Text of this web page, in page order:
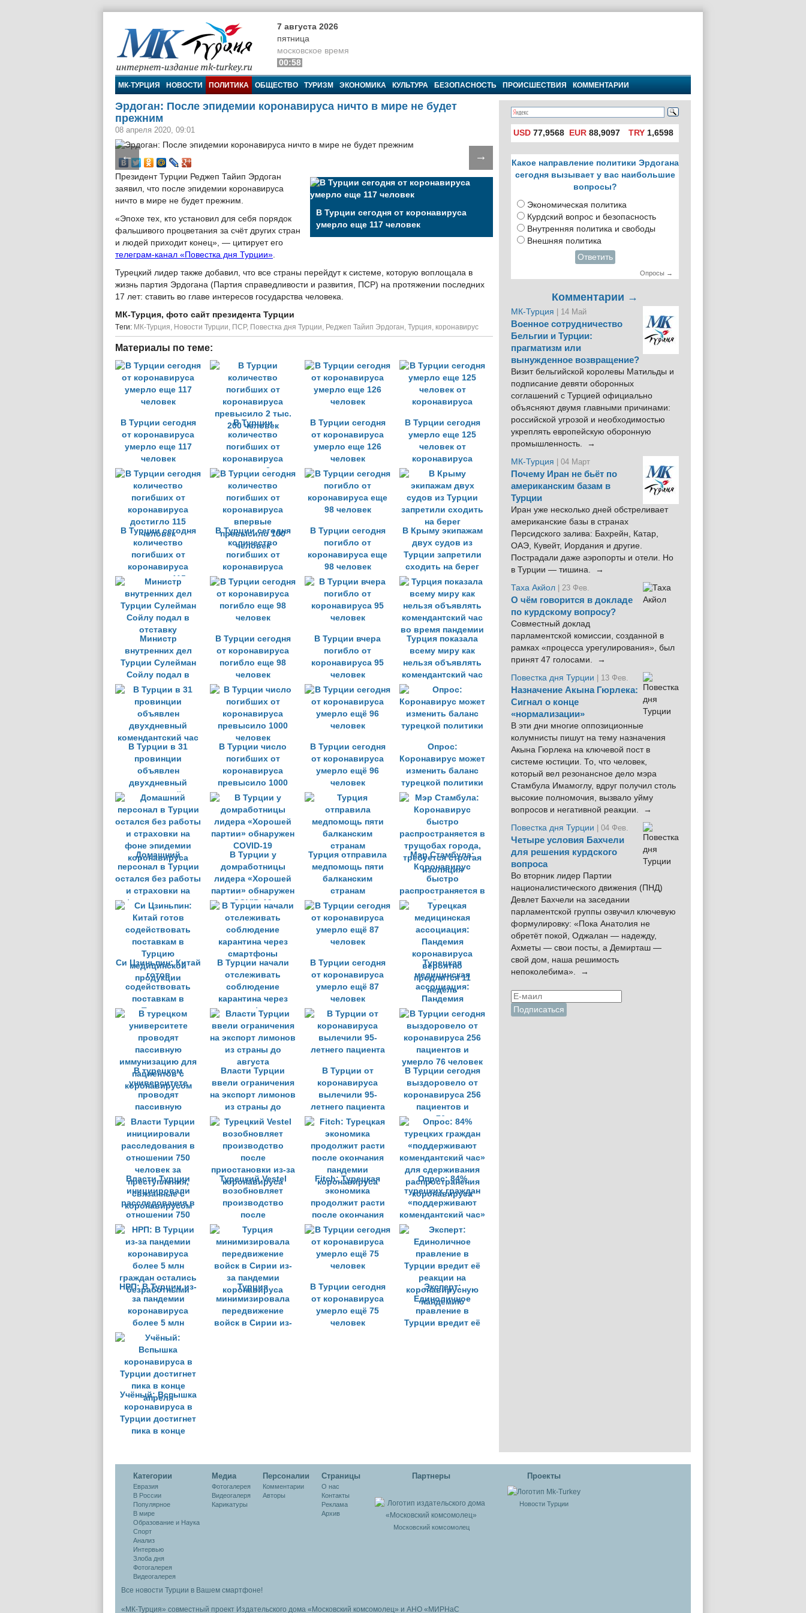
МК-Турция
7 августа 2026
пятница
московское время
00:58
МК-ТУРЦИЯ НОВОСТИ ПОЛИТИКА ОБЩЕСТВО ТУРИЗМ ЭКОНОМИКА КУЛЬТУРА БЕЗОПАСНОСТЬ ПРОИСШЕСТВИЯ КОММЕНТАРИИ
Эрдоган: После эпидемии коронавируса ничто в мире не будет
прежним
08 апреля 2020, 09:01
← →
В Турции сегодня от коронавируса
умерло еще 117 человек
Президент Турции Реджеп Тайип Эрдоган
заявил, что после эпидемии коронавируса
ничто в мире не будет прежним.
«Эпохе тех, кто установил для себя порядок
фальшивого процветания за счёт других стран
и людей приходит конец», — цитирует его
телеграм-канал «Повестка дня Турции».
Турецкий лидер также добавил, что все страны перейдут к системе, которую воплощала в
жизнь партия Эрдогана (Партия справедливости и развития, ПСР) на протяжении последних
17 лет: ставить во главе интересов государства человека.
МК-Турция, фото сайт президента Турции
Tеги: МК-Турция, Новости Турции, ПСР, Повестка дня Турции, Реджеп Тайип Эрдоган, Турция, коронавирус
Материалы по теме:
В Турции сегодня
от коронавируса
умерло еще 117
человек
В Турции
количество
погибших от
коронавируса
превысило 2 тыс.
200 человек
В Турции сегодня
от коронавируса
умерло еще 126
человек
В Турции сегодня
умерло еще 125
человек от
коронавируса
В Турции сегодня
количество
погибших от
коронавируса
достигло 115
человек
В Турции сегодня
количество
погибших от
коронавируса
впервые
превысило 100
человек
В Турции сегодня
погибло от
коронавируса еще
98 человек
В Крыму экипажам
двух судов из
Турции запретили
сходить на берег
Министр
внутренних дел
Турции Сулейман
Сойлу подал в
отставку
В Турции сегодня
от коронавируса
погибло еще 98
человек
В Турции вчера
погибло от
коронавируса 95
человек
Турция показала
всему миру как
нельзя объявлять
комендантский час
во время пандемии
В Турции в 31
провинции
объявлен
двухдневный
комендантский час
В Турции число
погибших от
коронавируса
превысило 1000
человек
В Турции сегодня
от коронавируса
умерло ещё 96
человек
Опрос:
Коронавирус может
изменить баланс
турецкой политики
Домашний
персонал в Турции
остался без работы
и страховки на
фоне эпидемии
коронавируса
В Турции у
домработницы
лидера «Хорошей
партии» обнаружен
COVID-19
Турция отправила
медпомощь пяти
балканским
странам
Мэр Стамбула:
Коронавирус
быстро
распространяется в
трущобах города,
требуется строгая
изоляция
Си Цзиньпин: Китай
готов
содействовать
поставкам в
Турцию
медицинской
продукции
В Турции начали
отслеживать
соблюдение
карантина через
смартфоны
В Турции сегодня
от коронавируса
умерло ещё 87
человек
Турецкая
медицинская
ассоциация:
Пандемия
коронавируса
вероятно
продлится 11
недель
В турецком
университете
проводят
пассивную
иммунизацию для
пациентов с
коронавирусом
Власти Турции
ввели ограничения
на экспорт лимонов
из страны до
августа
В Турции от
коронавируса
вылечили 95-
летнего пациента
В Турции сегодня
выздоровело от
коронавируса 256
пациентов и
умерло 76 человек
Власти Турции
инициировали
расследования в
отношении 750
человек за
преступления,
связанные с
коронавирусом
Турецкий Vestel
возобновляет
производство
после
приостановки из-за
коронавируса
Fitch: Турецкая
экономика
продолжит расти
после окончания
пандемии
коронавируса
Опрос: 84%
турецких граждан
«поддерживают
комендантский час»
для сдерживания
распространения
коронавируса
НРП: В Турции из-
за пандемии
коронавируса
более 5 млн
граждан остались
безработными
Турция
минимизировала
передвижение
войск в Сирии из-
В Турции сегодня
от коронавируса
умерло ещё 75
человек
Эксперт:
Единоличное
правление в
Турции вредит её
Учёный: Вспышка
коронавируса в
Турции достигнет
пика в конце
USD 77,9568 EUR 88,9097 TRY1,6598
Какое направление политики Эрдогана
сегодня вызывает у вас наибольшие
вопросы?
Экономическая политика
Курдский вопрос и безопасность
Внутренняя политика и свободы
Внешняя политика
Ответить
Опросы →
Комментарии →
МК-Турция | 14 Май
Военное сотрудничество
Бельгии и Турции:
прагматизм или
вынужденное возвращение?
Визит бельгийской королевы Матильды и
подписание девяти оборонных
соглашений с Турцией официально
объясняют двумя главными причинами:
российской угрозой и необходимостью
укреплять европейскую оборонную
промышленность. →
МК-Турция
| 04 Март
Почему Иран не бьёт по
американским базам в
Турции
Иран уже несколько дней обстреливает
американские базы в странах
Персидского залива: Бахрейн, Катар,
ОАЭ, Кувейт, Иордания и другие.
Пострадали даже аэропорты и отели. Но
в Турции — тишина. →
Таха Акйол | 23 Фев.
О чём говорится в докладе
по курдскому вопросу?
Совместный доклад
парламентской комиссии, созданной в
рамках «процесса урегулирования», был
принят 47 голосами. →
Повестка дня Турции
| 13 Фев.
Назначение Акына Гюрлека:
Сигнал о конце
«нормализации»
В эти дни многие оппозиционные
колумнисты пишут на тему назначения
Акына Гюрлека на ключевой пост в
системе юстиции. То, что человек,
который вел резонансное дело мэра
Стамбула Имамоглу, вдруг получил столь
высокие полномочия, вызвало уйму
вопросов и негативной реакции. →
Повестка дня Турции
| 04 Фев.
Четыре условия Бахчели
для решения курдского
вопроса
Во вторник лидер Партии
националистического движения (ПНД)
Девлет Бахчели на заседании
парламентской группы озвучил ключевую
формулировку: «Пока Анатолия не
обретёт покой, Оджалан — надежду,
Ахметы — свои посты, а Демирташ —
свой дом, наша решимость
непоколебима». →
Категории
Евразия
В России
Популярное
В мире
Образование и Наука
Спорт
Анализ
Интервью
Злоба дня
Фотогалерея
Видеогалерея
Медиа
Фотогалерея
Видеогалеря
Карикатуры
Персоналии
Комментарии
Авторы
Cтраницы
О нас
Контакты
Реклама
Архив
Партнеры
Московский комсомолец
Проекты
Новости Турции
Все новости Турции в Вашем смартфоне!
«МК-Турция» совместный проект Издательского дома «Московский комсомолец» и АНО «МИРНаС